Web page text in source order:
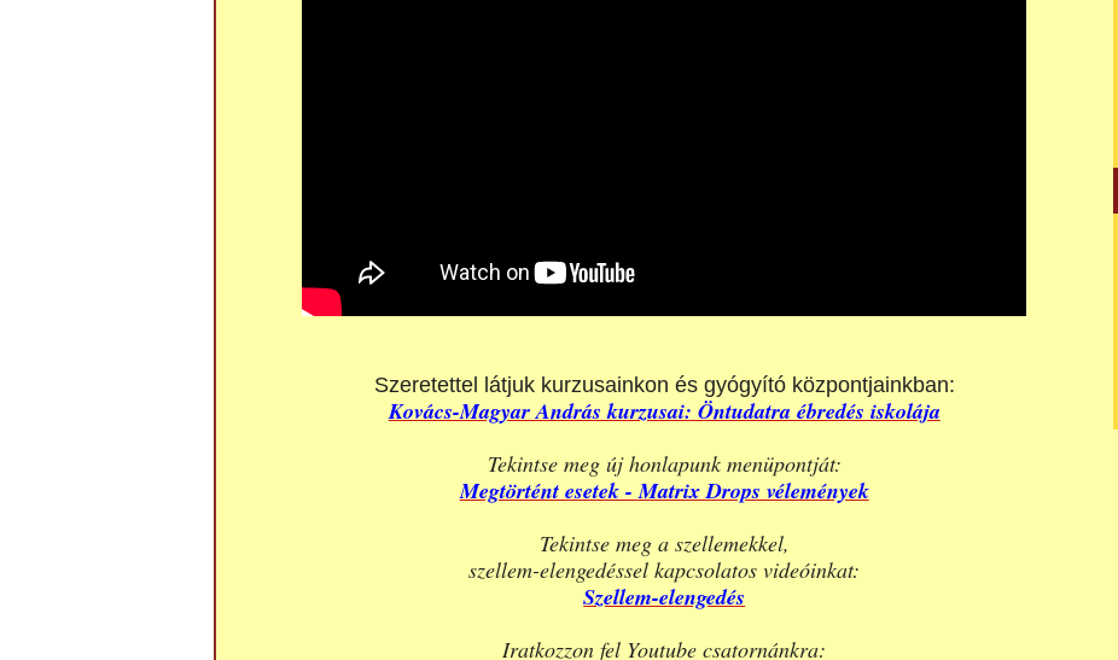
Szeretettel látjuk kurzusainkon és gyógyító központjainkban:
Kovács-Magyar András kurzusai: Öntudatra ébredés iskolája
Tekintse meg új honlapunk menüpontját:
Megtörtént esetek -Matrix Drops vélemények
Tekintse meg a szellemekkel,
szellem-elengedéssel kapcsolatos videóinkat:
Szellem-elengedés
Iratkozzon fel Youtube csatornánkra: